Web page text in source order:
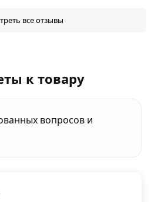
все отзывы
к товару
вопросов и